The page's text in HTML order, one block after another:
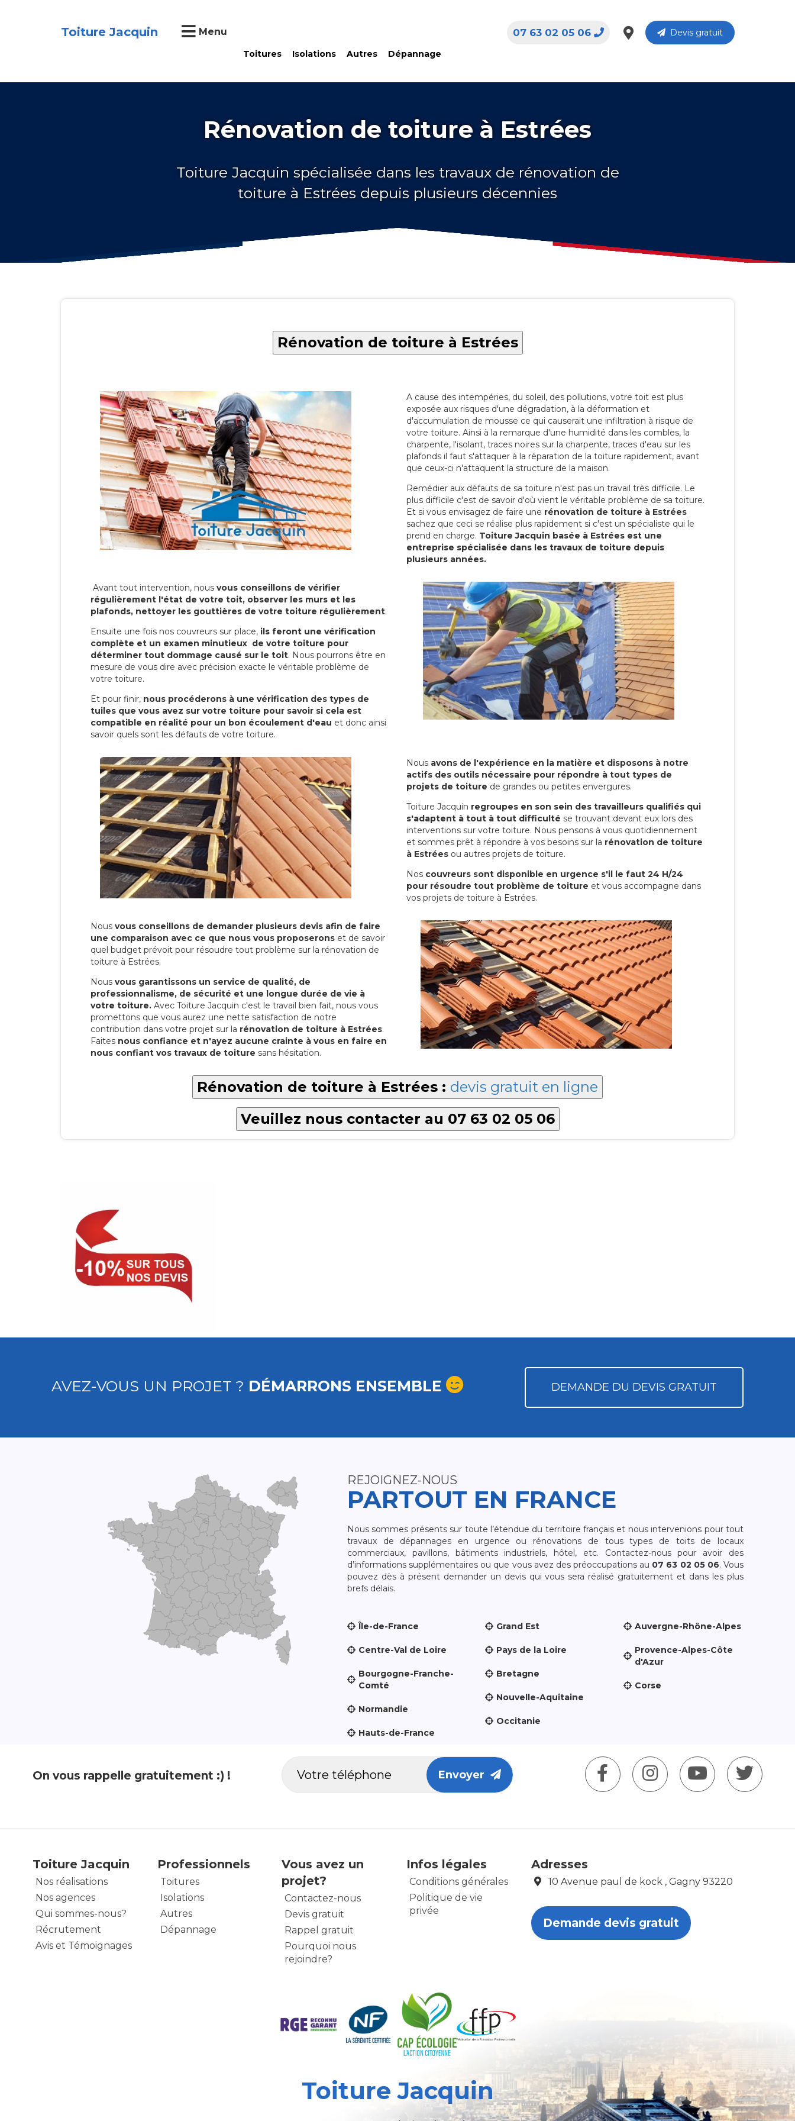
Toiture Jacquin Menu
Toitures Isolations Autres Dépannage
Devis gratuit
07 63 02 05 06
Rénovation de toiture à Estrées
Toiture Jacquin spécialisée dans les travaux de rénovation de
toiture à Estrées depuis plusieurs décennies
Rénovation de toiture à Estrées
A cause des intempéries, du soleil, des pollutions, votre toit est plus
exposée aux risques d'une dégradation, à la déformation et
d'accumulation de mousse ce qui causerait une infiltration à risque de
votre toiture. Ainsi à la remarque d'une humidité dans les combles, la
charpente, l'isolant, traces noires sur la charpente, traces d'eau sur les
plafonds il faut s'attaquer à la réparation de la toiture rapidement, avant
que ceux-ci n'attaquent la structure de la maison.
Remédier aux défauts de sa toiture n'est pas un travail très difficile. Le
plus difficile c'est de savoir d'où vient le véritable problème de sa toiture.
Et si vous envisagez de faire une rénovation de toiture à Estrées
sachez que ceci se réalise plus rapidement si c'est un spécialiste qui le
prend en charge. Toiture Jacquin basée à Estrées est une
entreprise spécialisée dans les travaux de toiture depuis
plusieurs années.
Avant tout intervention, nous vous conseillons de vérifier
régulièrement l'état de votre toit, observer les murs et les
plafonds, nettoyer les gouttières de votre toiture régulièrement.
Ensuite une fois nos couvreurs sur place, ils feront une vérification
complète et un examen minutieux de votre toiture pour
déterminer tout dommage causé sur le toit. Nous pourrons être en
mesure de vous dire avec précision exacte le véritable problème de
votre toiture.
Et pour finir, nous procéderons à une vérification des types de
tuiles que vous avez sur votre toiture pour savoir si cela est
compatible en réalité pour un bon écoulement d'eau et donc ainsi
savoir quels sont les défauts de votre toiture.
Nous avons de l'expérience en la matière et disposons à notre
actifs des outils nécessaire pour répondre à tout types de
projets de toiture de grandes ou petites envergures.
Toiture Jacquin regroupes en son sein des travailleurs qualifiés qui
s'adaptent à tout à tout difficulté se trouvant devant eux lors des
interventions sur votre toiture. Nous pensons à vous quotidiennement
et sommes prêt à répondre à vos besoins sur la rénovation de toiture
à Estrées ou autres projets de toiture.
Nos couvreurs sont disponible en urgence s'il le faut 24 H/24
pour résoudre tout problème de toiture et vous accompagne dans
vos projets de toiture à Estrées.
Nous vous conseillons de demander plusieurs devis afin de faire
une comparaison avec ce que nous vous proposerons et de savoir
quel budget prévoit pour résoudre tout problème sur la rénovation de
toiture à Estrées.
Nous vous garantissons un service de qualité, de
professionnalisme, de sécurité et une longue durée de vie à
votre toiture. Avec Toiture Jacquin c'est le travail bien fait, nous vous
promettons que vous aurez une nette satisfaction de notre
contribution dans votre projet sur la rénovation de toiture à Estrées.
Faites nous confiance et n'ayez aucune crainte à vous en faire en
nous confiant vos travaux de toiture sans hésitation.
Rénovation de toiture à Estrées : devis gratuit en ligne
Veuillez nous contacter au 07 63 02 05 06
AVEZ-VOUS UN PROJET ? DÉMARRONS ENSEMBLE DEMANDE DU DEVIS GRATUIT
REJOIGNEZ-NOUS
PARTOUT EN FRANCE
Nous sommes présents sur toute l’étendue du territoire français et nous intervenions pour tout
travaux de dépannages en urgence ou rénovations de tous types de toits de locaux
commerciaux, pavillons, bâtiments industriels, hôtel, etc. Contactez-nous pour avoir des
d’informations supplémentaires ou que vous avez des préoccupations au 07 63 02 05 06. Vous
pouvez dès à présent demander un devis qui vous sera réalisé gratuitement et dans les plus
brefs délais.
Île-de-France
Centre-Val de Loire
Bourgogne-Franche-
Comté
Normandie
Hauts-de-France
Grand Est
Pays de la Loire
Bretagne
Nouvelle-Aquitaine
Occitanie
Auvergne-Rhône-Alpes
Provence-Alpes-Côte
d'Azur
Corse
On vous rappelle gratuitement :) ! Envoyer
Toiture Jacquin
Nos réalisations
Nos agences
Qui sommes-nous?
Récrutement
Avis et Témoignages
Professionnels
Toitures
Isolations
Autres
Dépannage
Vous avez un
projet?
Contactez-nous
Devis gratuit
Rappel gratuit
Pourquoi nous
rejoindre?
Infos légales
Conditions générales
Politique de vie
privée
Adresses
10 Avenue paul de kock , Gagny 93220
Demande devis gratuit
Toiture Jacquin